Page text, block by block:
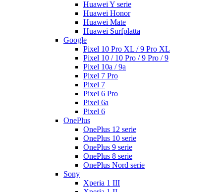
Huawei Y serie
Huawei Honor
Huawei Mate
Huawei Surfplatta
Google
Pixel 10 Pro XL / 9 Pro XL
Pixel 10 / 10 Pro / 9 Pro / 9
Pixel 10a / 9a
Pixel 7 Pro
Pixel 7
Pixel 6 Pro
Pixel 6a
Pixel 6
OnePlus
OnePlus 12 serie
OnePlus 10 serie
OnePlus 9 serie
OnePlus 8 serie
OnePlus Nord serie
Sony
Xperia 1 III